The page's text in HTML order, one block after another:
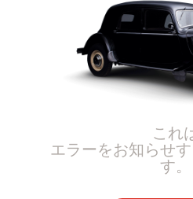
これ
エラーをお知らせ
す。